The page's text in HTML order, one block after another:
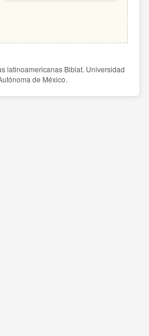
latinoamericanas Biblat. Universidad
de México.